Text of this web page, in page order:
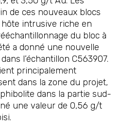
de ces nouveaux blocs
intrusive riche en
du bloc à
a donné une nouvelle
l’échantillon C563907.
principalement
dans la zone du projet,
dans la partie sud-
une valeur de 0,56 g/t